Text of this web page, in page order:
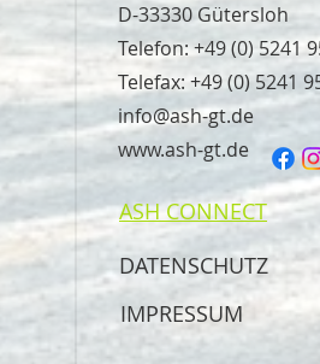
D-33330 Gütersloh
Telefon:+49 (0) 5241
Telefax: +49 (0) 5241
info@ash-gt.de
www.ash-gt.de
DATENSCHUTZ
ASH CONNECT
IMPRESSUM